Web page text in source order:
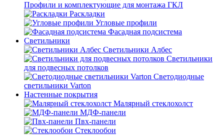
Профили и комплектующие для монтажа ГКЛ
Раскладки
Угловые профили
Фасадная подсистема
Светильники
Светильники Албес
Светильники
для подвесных потолков
Светодиодные
светильники Varton
Настенные покрытия
Малярный стеклохолст
МДФ-панели
Пвх-панели
Стеклообои